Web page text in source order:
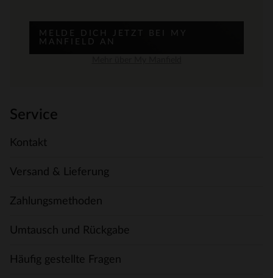
MELDE DICH JETZT BEI MY
MANFIELD AN
Service
Kontakt
Versand & Lieferung
Zahlungsmethoden
Umtausch und Rückgabe
Häufig gestellte Fragen